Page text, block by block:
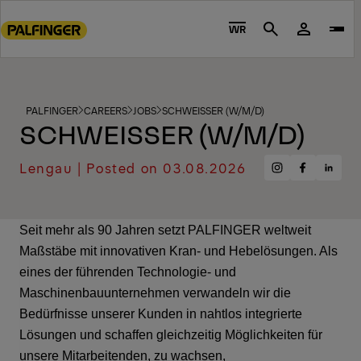
to
footer
content
WR Search
PALFINGER CAREERS JOBS SCHWEISSER (W/M/D)
SCHWEISSER (W/M/D)
Lengau | Posted on 03.08.2026
ShareShareShare
Seit mehr als 90 Jahren setzt PALFINGER weltweit
Maßstäbe mit innovativen Kran- und Hebelösungen. Als
eines der führenden Technologie- und
Maschinenbauunternehmen verwandeln wir die
Bedürfnisse unserer Kunden in nahtlos integrierte
Lösungen und schaffen gleichzeitig Möglichkeiten für
unsere Mitarbeitenden, zu wachsen,